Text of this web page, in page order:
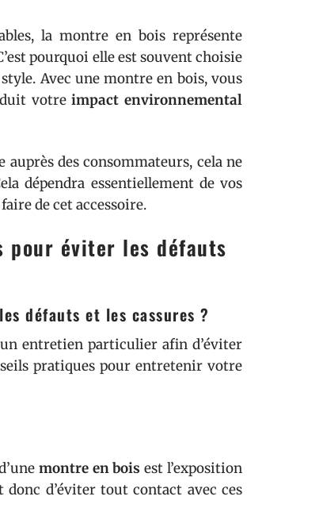
la montre en bois représente
pourquoi elle est souvent choisie
Avec une montre en bois, vous
votreimpact environnemental
des consommateurs, cela ne
dépendra essentiellement de vos
de cet accessoire.
pour éviter les défauts
défauts et les cassures ?
entretien particulier afin d’éviter
pratiques pour entretenir votre
montre en bois est l’exposition
d’éviter tout contact avec ces